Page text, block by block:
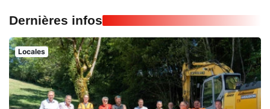
Dernières infos
Locales